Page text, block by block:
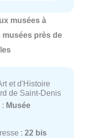
musées à
près de
et d'Histoire
de Saint-Denis
Musée
: 22 bis